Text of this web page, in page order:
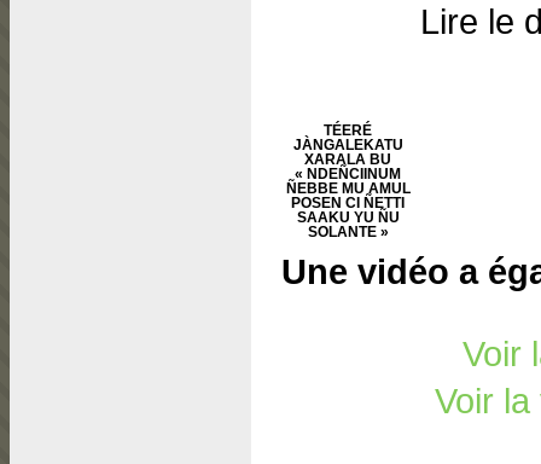
Lire le
TÉERÉ
JÀNGALEKATU
XARALA BU
« NDEÑCIINUM
ÑEBBE MU AMUL
POSEN CI ÑETTI
SAAKU YU ÑU
SOLANTE »
Une vidéo a
Voir
Voir